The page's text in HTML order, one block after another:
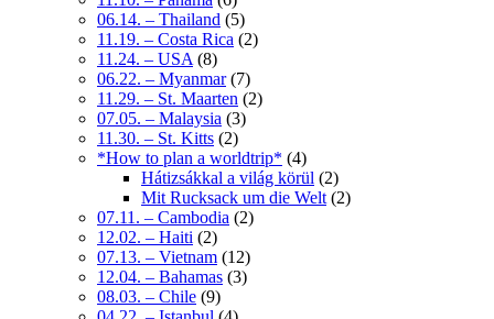
06.14. – Thailand (5)
11.19. – Costa Rica (2)
11.24. – USA (8)
06.22. – Myanmar(7)
11.29. – St. Maarten (2)
07.05. – Malaysia (3)
11.30. – St. Kitts (2)
*How to plan a worldtrip* (4)
Hátizsákkal a világ körül (2)
Mit Rucksack um die Welt (2)
07.11. – Cambodia (2)
12.02. – Haiti (2)
07.13. – Vietnam (12)
12.04. – Bahamas (3)
08.03. – Chile (9)